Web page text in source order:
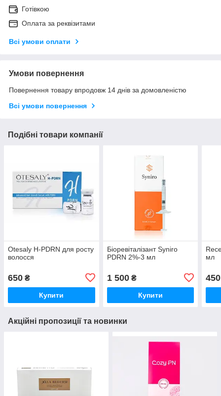
Готівкою
Оплата за реквізитами
Всі умови оплати
Умови повернення
Повернення товару впродовж 14 днів за домовленістю
Всі умови повернення
Подібні товари компанії
Otesaly H-PDRN для росту
волосся
650 ₴
Купити
Біоревіталізант Syniro
PDRN 2%-3 мл
1 500₴
Купити
мл
450
Акційні пропозиції та новинки